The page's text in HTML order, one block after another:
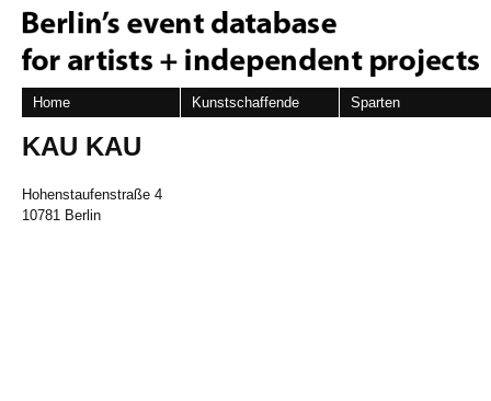
Home Kunstschaffende Sparten
KAU KAU
Hohenstaufenstraße 4
10781 Berlin